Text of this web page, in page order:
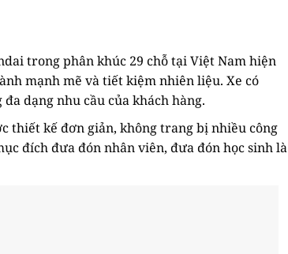
trong phân khúc 29 chỗ tại Việt Nam hiện
mạnh mẽ và tiết kiệm nhiên liệu. Xe có
dạng nhu cầu của khách hàng.
thiết kế đơn giản, không trang bị nhiều công
đích đưa đón nhân viên, đưa đón học sinh là